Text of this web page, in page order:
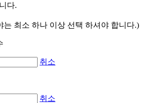
다.
는 최소 하나 이상 선택 하셔야 합니다.)
취소
취소